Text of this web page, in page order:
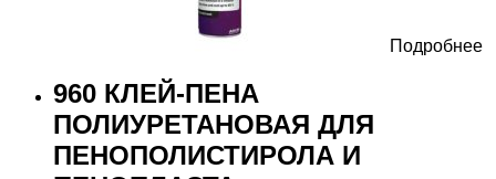
Подробнее
960 КЛЕЙ-ПЕНА
ПОЛИУРЕТАНОВАЯ ДЛЯ
ПЕНОПОЛИСТИРОЛА И